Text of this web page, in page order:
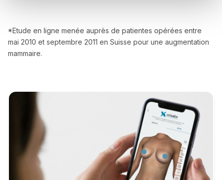
*Etude en ligne menée auprès de patientes opérées entre
mai 2010 et septembre 2011 en Suisse pour une augmentation
mammaire.